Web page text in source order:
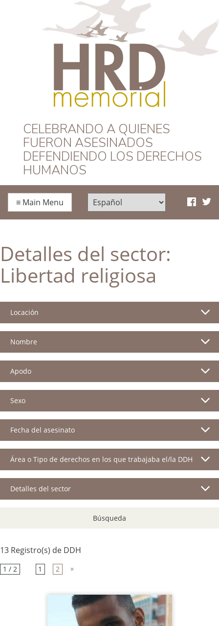
HRD Memorial –
Español
CELEBRANDO A QUIENES
FUERON ASESINADOS
DEFENDIENDO LOS DERECHOS
HUMANOS
≡ Main Menu
Detalles del sector:
Libertad religiosa
Locación
Nombre
Apodo
Sexo
Fecha del asesinato
Área o Tipo de derechos en los que trabajaba el/la DDH
Detalles del sector
Búsqueda
13 Registro(s) de DDH
1 / 2 1 2 »